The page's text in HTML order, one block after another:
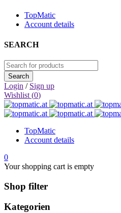
TopMatic
Account details
SEARCH
Login / Sign up
Wishlist (0)
TopMatic
Account details
0
Your shopping cart is empty
Shop filter
Kategorien